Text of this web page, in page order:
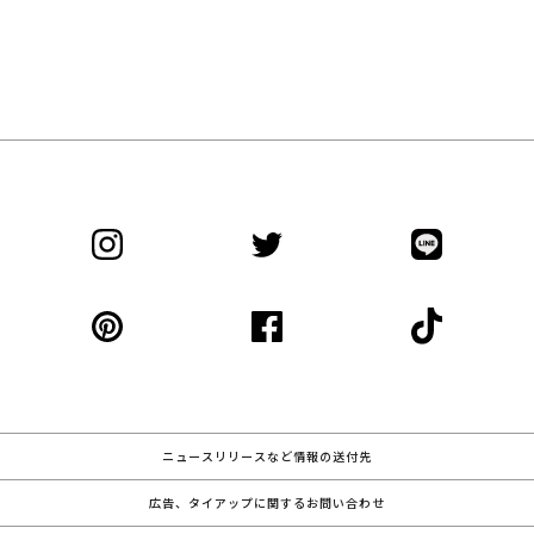
ニュースリリースなど情報の送付先
広告、タイアップに関するお問い合わせ